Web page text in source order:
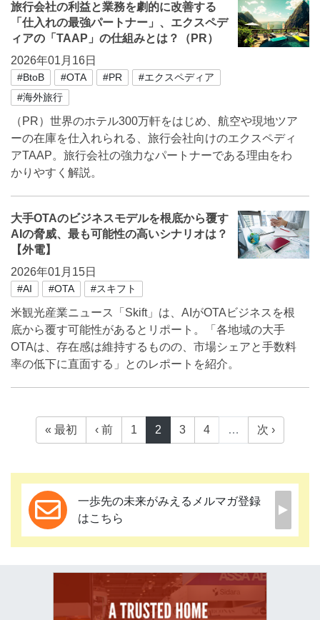
旅行会社の利益と業務を劇的に改善する
「仕入れの最強パートナー」、エクスペデ
ィアの「TAAP」の仕組みとは？（PR）
2026年01月16日
#BtoB #OTA #PR
#エクスペディア
#海外旅行
（PR）世界のホテル300万軒をはじめ、航空や現地ツア
ーの在庫を仕入れられる、旅行会社向けのエクスペディ
アTAAP。旅行会社の強力なパートナーである理由をわ
かりやすく解説。
大手OTAのビジネスモデルを根底から覆す
AIの脅威、最も可能性の高いシナリオは？
【外電】
2026年01月15日
#AI #OTA #スキフト
米観光産業ニュース「Skift」は、AIがOTAビジネスを根
底から覆す可能性があるとリポート。「各地域の大手
OTAは、存在感は維持するものの、市場シェアと手数料
率の低下に直面する」とのレポートを紹介。
« 最初 ‹ 前 1 2 3 4 … 次 ›
一歩先の未来がみえるメルマガ登録
はこちら